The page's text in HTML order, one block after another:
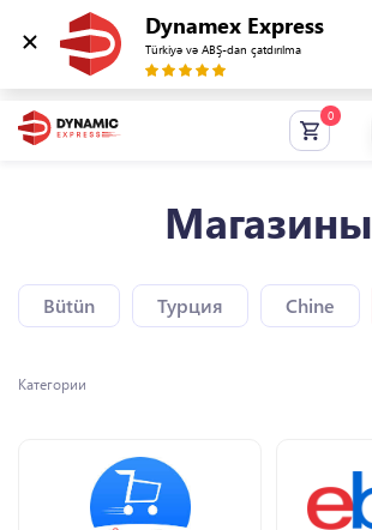
Dynamex Express
Türkiyə və ABŞ-dan çatdırılma
Магазины
Bütün Турция Chine
Категории